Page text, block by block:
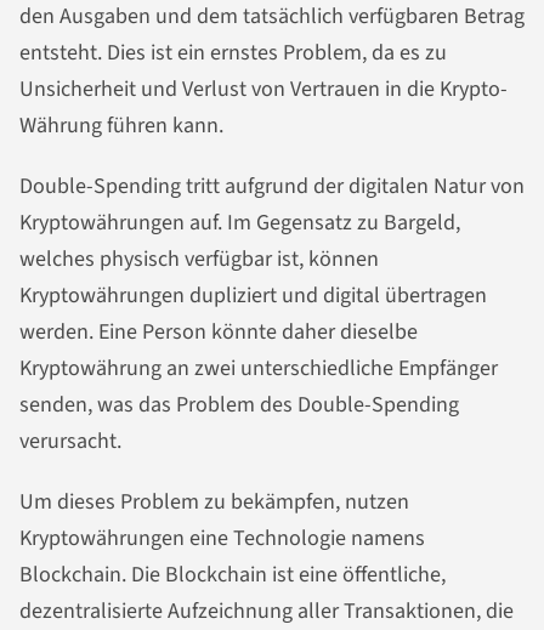
den Ausgaben und dem tatsächlich verfügbaren Betrag
entsteht. Dies ist ein ernstes Problem, da es zu
Unsicherheit und Verlust von Vertrauen in die Krypto-
Währung führen kann.
Double-Spending tritt aufgrund der digitalen Natur von
Kryptowährungen auf. Im Gegensatz zu Bargeld,
welches physisch verfügbar ist, können
Kryptowährungen dupliziert und digital übertragen
werden. Eine Person könnte daher dieselbe
Kryptowährung an zwei unterschiedliche Empfänger
senden, was das Problem des Double-Spending
verursacht.
Um dieses Problem zu bekämpfen, nutzen
Kryptowährungen eine Technologie namens
Blockchain. Die Blockchain ist eine öffentliche,
dezentralisierte Aufzeichnung aller Transaktionen, die